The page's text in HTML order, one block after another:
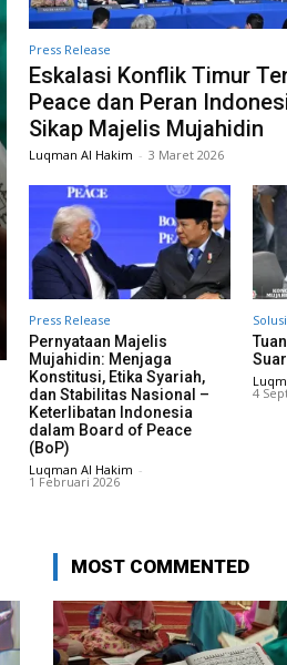
Press Release
Eskalasi Konflik Timur
Peace dan Peran
Sikap Majelis Mujahidin
Luqman Al Hakim - 3 Maret 2026
Press Release
Pernyataan Majelis
Mujahidin: Menjaga
Konstitusi, Etika Syariah,
dan Stabilitas Nasional –
Keterlibatan Indonesia
dalam Board of Peace
(BoP)
Luqman Al Hakim -
1 Februari 2026
4
MOST COMMENTED